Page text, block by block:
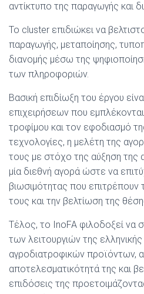
αντίκτυπο της παραγωγής και
Το cluster επιδιώκει να
παραγωγής, μεταποίησης,
διανομής μέσω της
των πληροφοριών.
Βασική επιδίωξη του έργου
επιχειρήσεων που
τροφίμου και τον εφοδιασμό
τεχνολογίες, η μελέτη της
τους με στόχο της αύξηση της
μία διεθνή αγορά ώστε να
βιωσιμότητας που επιτρέπουν
τους και την βελτίωση της
Τέλος, το InoFA φιλοδοξεί να
των λειτουργιών της
αγροδιατροφικών προϊόντων,
αποτελεσματικότητά της και
επιδόσεις της